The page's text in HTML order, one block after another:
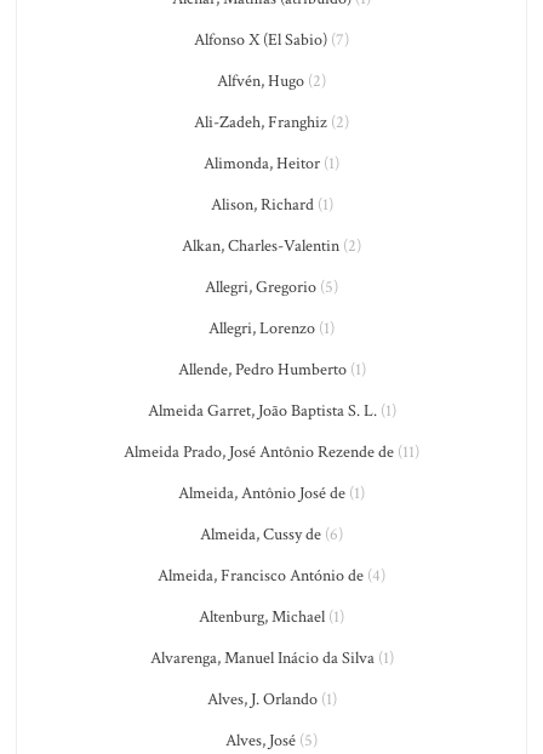
Alfonso X (El Sabio) (7)
Alfvén, Hugo (2)
Ali-Zadeh, Franghiz (2)
Alimonda, Heitor (1)
Alison, Richard(1)
Alkan, Charles-Valentin (2)
Allegri, Gregorio (5)
Allegri, Lorenzo (1)
Allende, Pedro Humberto(1)
Almeida Garret, João Baptista S. L.(1)
Almeida Prado, José Antônio Rezende de (11)
Almeida, Antônio José de (1)
Almeida, Cussy de (6)
Almeida, Francisco António de (4)
Altenburg, Michael (1)
Alvarenga, Manuel Inácio da Silva(1)
Alves, J. Orlando(1)
Alves, José (5)